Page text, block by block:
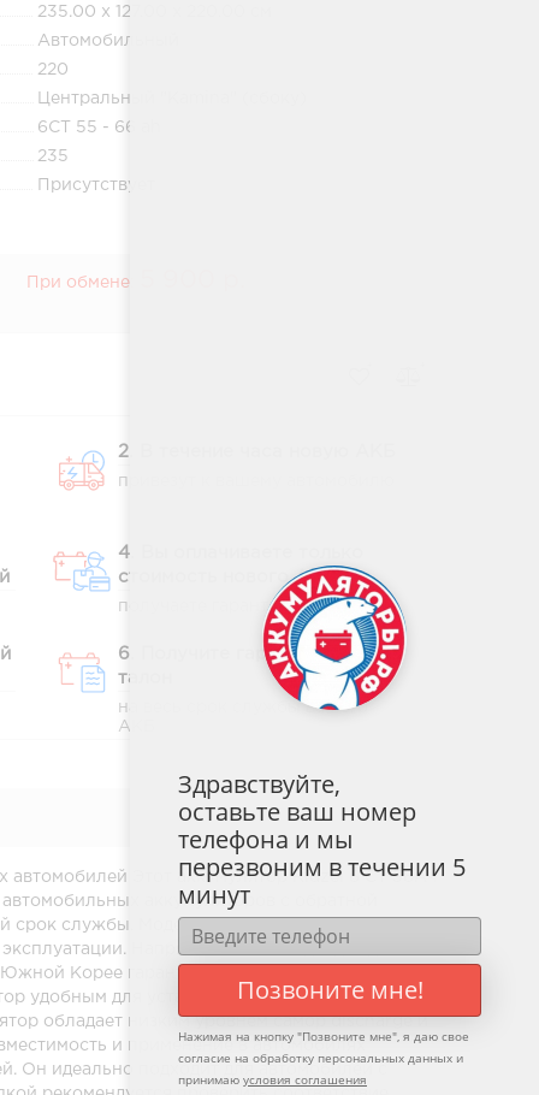
235.00 x 127.00 x 220.00 см
Автомобильный
220
Центральный "Kamina" (сбоку)
6СТ 55 - 66 ah
235
Присутствует
При обмене:
2. В течение часа новую АКБ
привезут к вашему автомобилю
4. Вы оплачиваете только
стоимость нового АКБ
получаете гарантийный талон
6. Получите гарантийный
талон
на весь срок службы вашего
АКБ
автомобилей Этот аккумулятор Ridzel 6 СТ 58Ач
аккумуляторов с обратной
срок службы. Модель оснащена пусковым
Напряжение 12 В подходит для
Корее гарантируют долговечность и
удобным для установки в ограниченных
обладает низким уровнем самор discharge и
и применение в автомобилях
Он идеально подходит для автомобилей с
Здравствуйте,
оставьте ваш номер
телефона и мы
перезвоним в течении 5
минут
Позвоните мне!
Нажимая на кнопку "Позвоните мне", я даю свое
согласие на обработку персональных данных и
принимаю условия соглашения